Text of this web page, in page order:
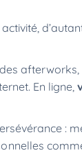
En ligne,
: